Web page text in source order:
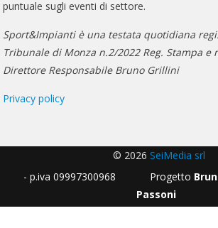
puntuale sugli eventi di settore.
Sport&Impianti è una testata quotidiana
Tribunale di Monza n.2/2022 Reg. Stampa e
Direttore Responsabile Bruno Grillini
Privacy policy
© 2026 SeiMedia srl
- p.iva 09997300968 Progetto
Passoni